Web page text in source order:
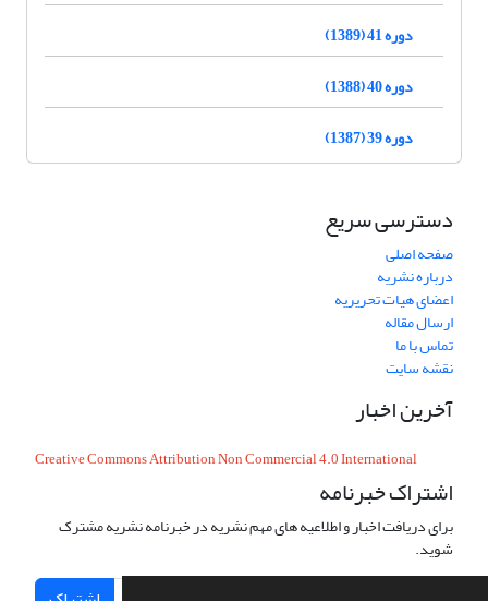
دوره 41 (1389)
دوره 40 (1388)
دوره 39 (1387)
دسترسی سریع
صفحه اصلی
درباره نشریه
اعضای هیات تحریریه
ارسال مقاله
تماس با ما
نقشه سایت
آخرین اخبار
Creative Commons Attribution Non Commercial 4.0 International
اشتراک خبرنامه
برای دریافت اخبار و اطلاعیه های مهم نشریه در خبرنامه نشریه مشترک
شوید.